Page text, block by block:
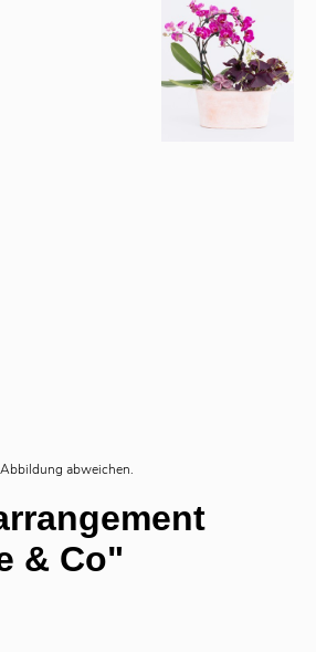
abweichen.
& Co"